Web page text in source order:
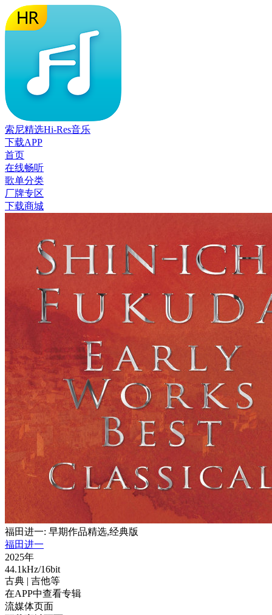
索尼精选Hi-Res音乐
下载APP
首页
在线畅听
歌单分类
厂牌专区
下载商城
福田进一: 早期作品精选,经典版
福田进一
2025年
44.1kHz/16bit
古典 | 吉他等
在APP中查看专辑
流媒体页面